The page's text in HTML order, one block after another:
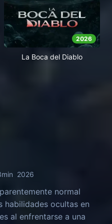
2026
La Boca del Diablo
2026
normal
habilidades ocultas en
al enfrentarse a una